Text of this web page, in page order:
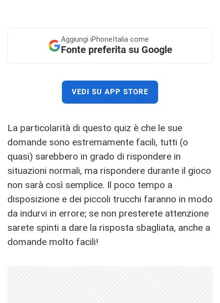
Aggiungi iPhoneItalia come
Fonte preferita su Google
VEDI SU APP STORE
La particolarità di questo quiz è che le sue
domande sono estremamente facili, tutti (o
quasi) sarebbero in grado di rispondere in
situazioni normali, ma rispondere durante il gioco
non sarà così semplice. Il poco tempo a
disposizione e dei piccoli trucchi faranno in modo
da indurvi in errore; se non presterete attenzione
sarete spinti a dare la risposta sbagliata, anche a
domande molto facili!